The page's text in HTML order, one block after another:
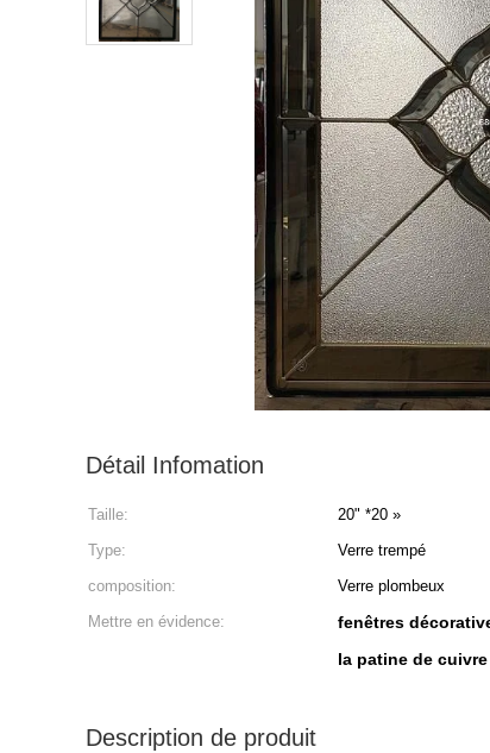
Détail Infomation
Taille: 20" *20 »
Type:
Verre trempé
composition:
Verre plombeux
Mettre en évidence:
fenêtres
la patine de
Description de produit